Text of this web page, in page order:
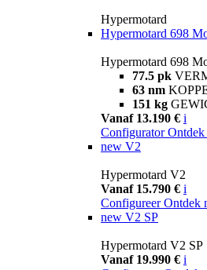
Hypermotard
Hypermotard 698
Hypermotard 698
77.5 pk
63 nm
151 kg
Vanaf 13.190 € i
Configurator Ontdek
new V2
Hypermotard V2
Vanaf 15.790 € i
Configureer Ontdek
new V2 SP
Hypermotard V2 SP
Vanaf 19.990 € i